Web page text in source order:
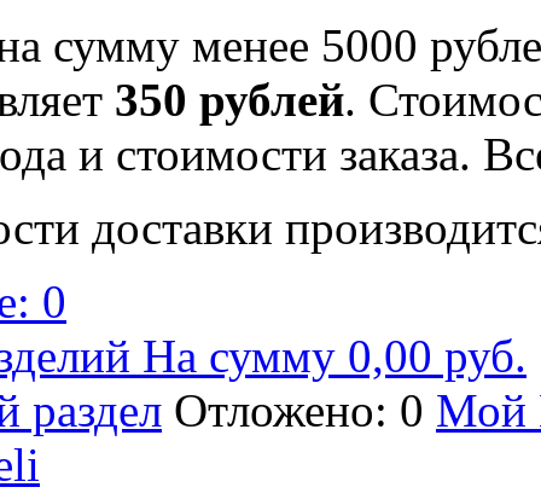
сумму менее 5000
350 рублей.
и стоимости заказа.
доставки
0
На сумму 0,00 руб.
раздел Отложено: 0 Мой